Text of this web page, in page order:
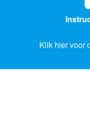
Klik hier voor